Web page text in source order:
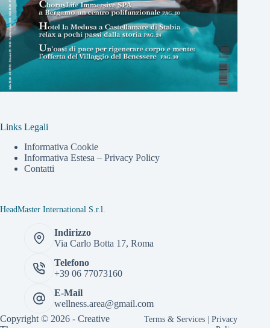
Links Legali
Informativa Cookie
Informativa Estesa – Privacy Policy
Contatti
HeadMaster International S.r.l.
Indirizzo
Via Carlo Botta 17, Roma
Telefono
+39 06 77073160
E-Mail
wellness.area@gmail.com
Copyright © 2026 - Creative
Terms & Services |Privacy